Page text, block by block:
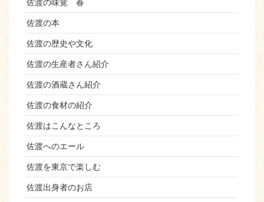
佐渡の味覚 春
佐渡の本
佐渡の歴史や文化
佐渡の生産者さん紹介
佐渡の酒蔵さん紹介
佐渡の食材の紹介
佐渡はこんなところ
佐渡へのエール
佐渡を東京で楽しむ
佐渡出身者のお店